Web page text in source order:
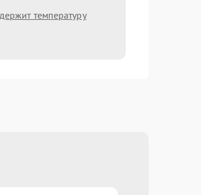
температуру